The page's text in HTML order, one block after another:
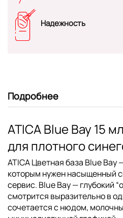
Надежность
Подробнее
ATICA Blue Bay 15
для плотного
ATICA Цветная база Blue Bay
которым нужен насыщенный
сервис. Blue Bay — глубокий
смотрится выразительно в
сочетается с нюдом,